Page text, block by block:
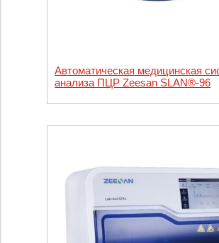
Автоматическая медицинская
анализа ПЦР Zeesan SLAN®-96